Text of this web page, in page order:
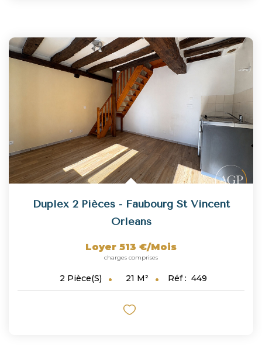
Duplex 2 Pièces - Faubourg St Vincent
Orleans
Loyer 513 €/mois
charges comprises
2 Pièce(s) 21 M² Réf : 449